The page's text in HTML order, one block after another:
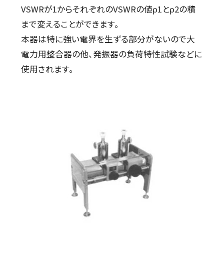
VSWRが1からそれぞれのVSWRの値ρ1とρ2の積
まで変えることができます。
本器は特に強い電界を生ずる部分がないので大
電力用整合器の他、発振器の負荷特性試験などに
使用されます。